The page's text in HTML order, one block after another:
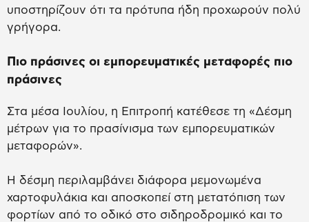
υποστηρίζουν ότι τα πρότυπα ήδη προχωρούν πολύ
γρήγορα.
Πιο πράσινες οι εμπορευματικές μεταφορές πιο
πράσινες
Στα μέσα Ιουλίου, η Επιτροπή κατέθεσε τη «Δέσμη
μέτρων για το πρασίνισμα των εμπορευματικών
μεταφορών».
Η δέσμη περιλαμβάνει διάφορα μεμονωμένα
χαρτοφυλάκια και αποσκοπεί στη μετατόπιση των
φορτίων από το οδικό στο σιδηροδρομικό και το